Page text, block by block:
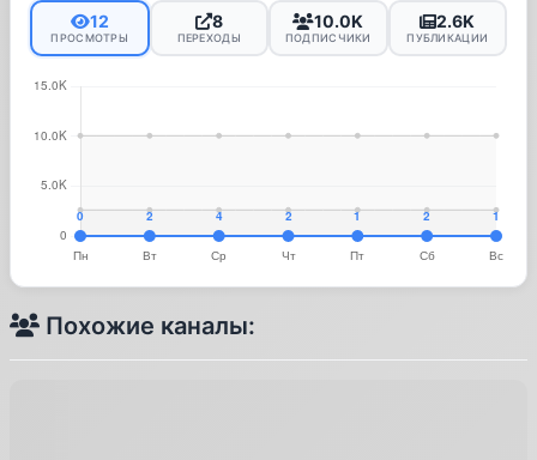
12
ПРОСМОТРЫ
8
ПЕРЕХОДЫ
10.0K
ПОДПИСЧИКИ
2.6K
ПУБЛИКАЦИИ
Похожие каналы: